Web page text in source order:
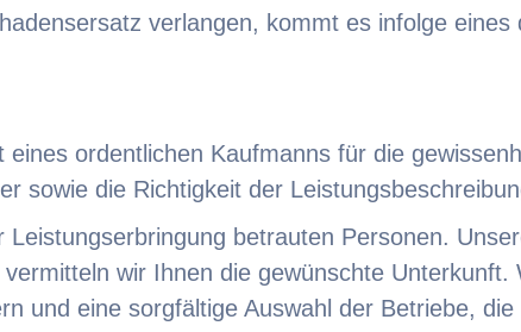
verlangen, kommt es infolge
ordentlichen Kaufmanns für die
sowie die Richtigkeit der
betrauten Personen.
wir Ihnen die gewünschte
und eine sorgfältige Auswahl der Betriebe,